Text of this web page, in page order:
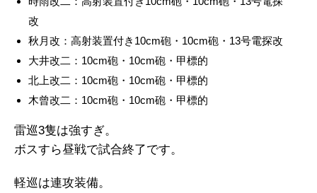
改
秋月改：高射装置付き10cm砲・10cm砲・13号電探改
大井改二：10cm砲・10cm砲・甲標的
北上改二：10cm砲・10cm砲・甲標的
木曾改二：10cm砲・10cm砲・甲標的
雷巡3隻は強すぎ。
ボスすら昼戦で試合終了です。
軽巡は連攻装備。